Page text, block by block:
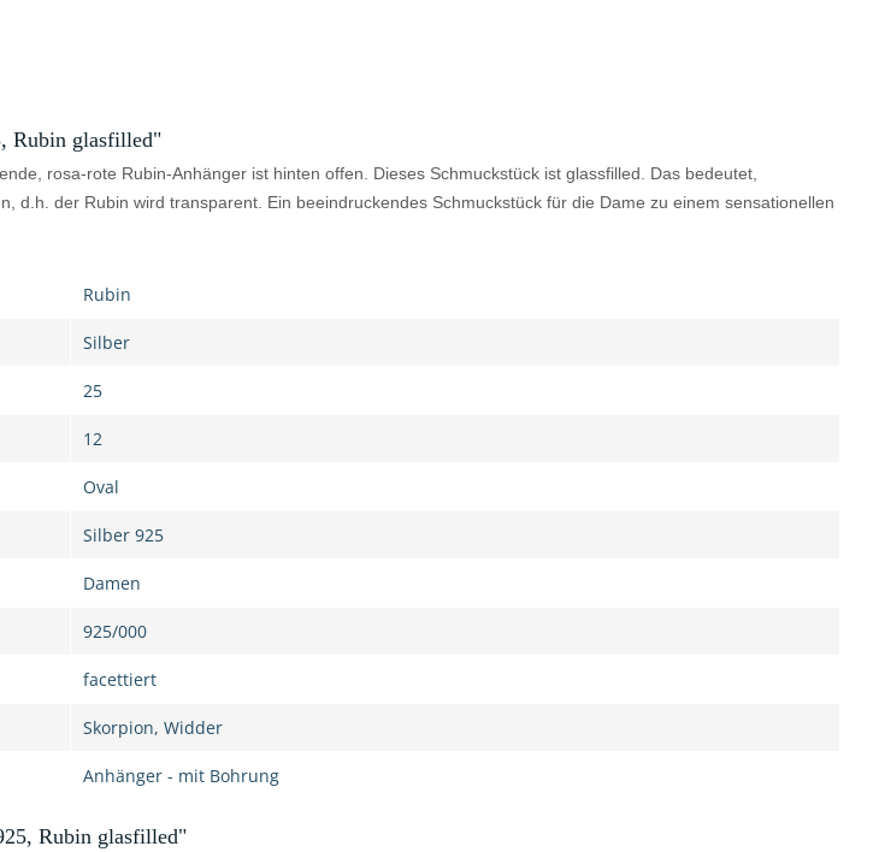
Rubin glasfilled"
rosa-rote Rubin-Anhänger ist hinten offen. Dieses Schmuckstück ist glassfilled. Das bedeutet,
der Rubin wird transparent. Ein beeindruckendes Schmuckstück für die Dame zu einem sensationellen
Rubin
Silber
25
12
Oval
Silber 925
Damen
925/000
facettiert
Skorpion, Widder
Anhänger - mit Bohrung
Rubin glasfilled"